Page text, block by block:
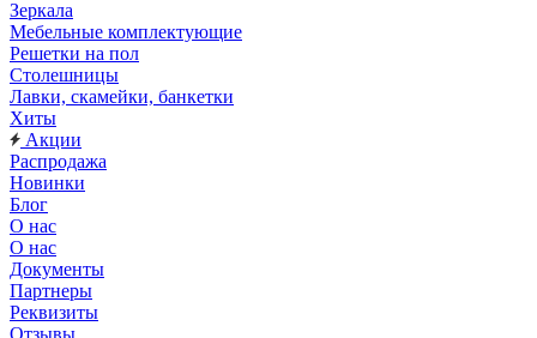
Зеркала
Мебельные комплектующие
Решетки на пол
Столешницы
Лавки, скамейки, банкетки
Хиты
Акции
Распродажа
Новинки
Блог
О нас
О нас
Документы
Партнеры
Реквизиты
Отзывы